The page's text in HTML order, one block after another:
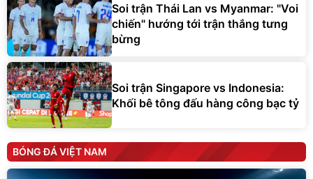
Soi trận Thái Lan vs Myanmar: "Voi
chiến" hướng tới trận thắng tưng
bừng
Soi trận Singapore vs Indonesia:
Khối bê tông đấu hàng công bạc tỷ
BÓNG ĐÁ VIỆT NAM